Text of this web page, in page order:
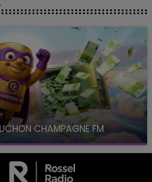
CHAMPAGNE FM
Champagne FM, à 8H10